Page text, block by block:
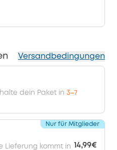
Versandbedingungen
dein Paket in 3–7
Lieferung kommt in 14,99€
Nur für Mitglieder